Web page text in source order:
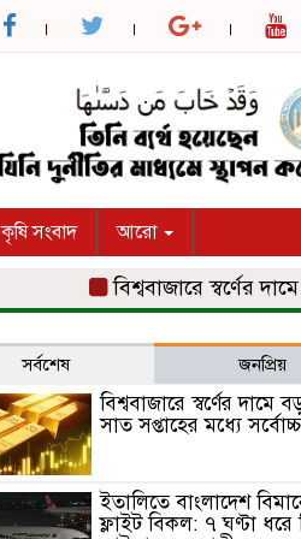
কৃষি সংবাদ আরো
বিশ্ববাজারে স্বর্ণের দামে
সর্বশেষ জনপ্রিয়
বিশ্ববাজারে স্বর্ণের দামে
সাত সপ্তাহের মধ্যে সর্বোচ্চ
ইতালিতে বাংলাদেশ
ফ্লাইট বিকল: ৭ ঘণ্টা ধরে